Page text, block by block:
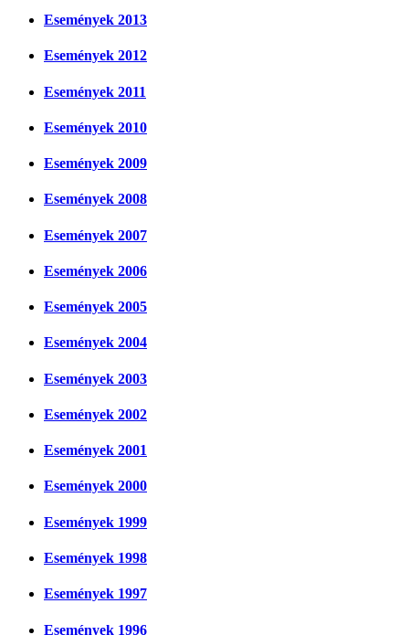
Események 2013
Események 2012
Események 2011
Események 2010
Események 2009
Események 2008
Események 2007
Események 2006
Események 2005
Események 2004
Események 2003
Események 2002
Események 2001
Események 2000
Események 1999
Események 1998
Események 1997
Események 1996